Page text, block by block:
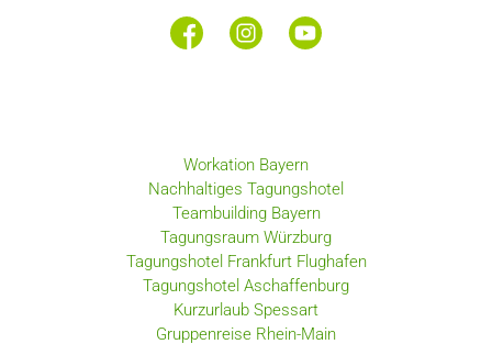
Workation Bayern
Nachhaltiges Tagungshotel
Teambuilding Bayern
Tagungsraum Würzburg
Tagungshotel Frankfurt Flughafen
Tagungshotel Aschaffenburg
Kurzurlaub Spessart
Gruppenreise Rhein-Main